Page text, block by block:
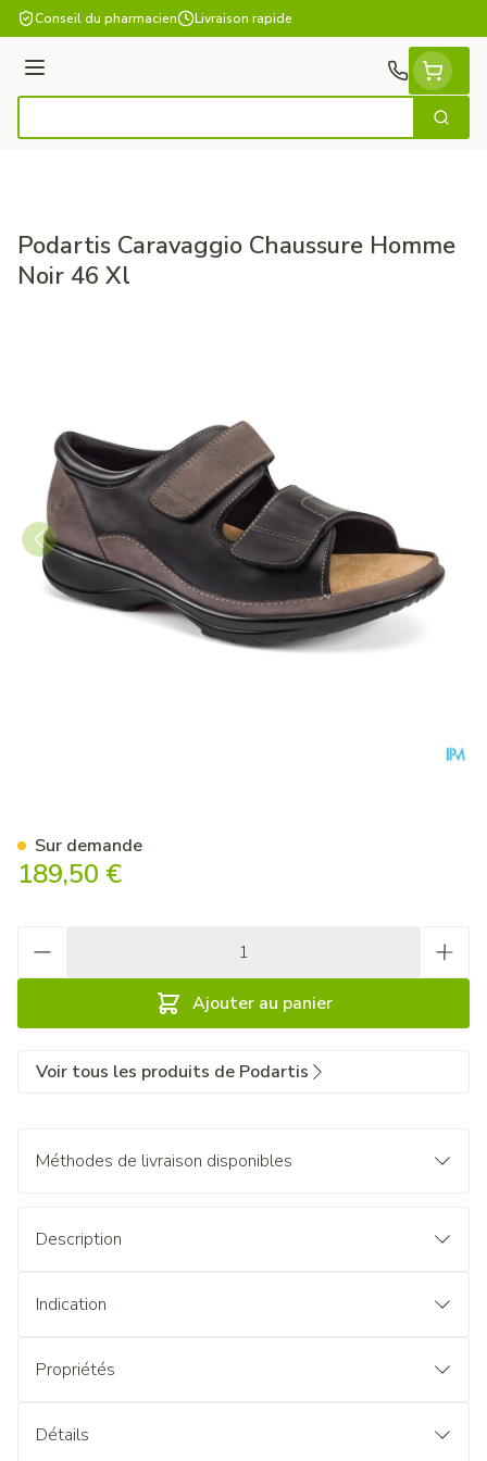
Aller au contenu
Conseil du pharmacien Livraison rapide
Menu
Podartis Caravaggio Chaussure Homme
Noir 46 Xl
189,50 €
Ajouter au panier
Sur demande
Voir tous les produits de Podartis
Méthodes de livraison disponibles
Description
Indication
Propriétés
Détails